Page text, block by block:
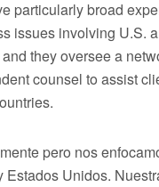
particularly broad
issues involving U.S.
they oversee a
counsel to assist
pero nos
Estados Unidos.